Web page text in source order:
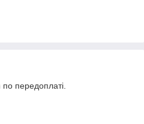
по передоплаті.